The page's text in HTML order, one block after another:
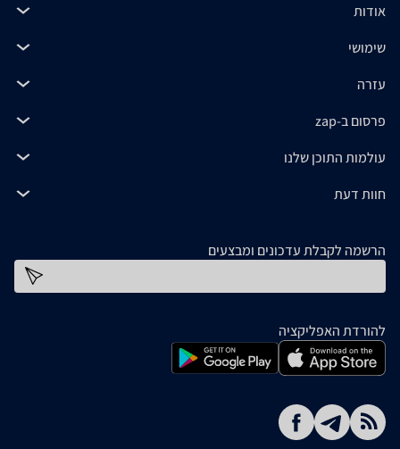
אודות
שימושי
עזרה
פרסום ב-zap
עולמות התוכן שלנו
חוות דעת
הרשמה לקבלת עדכונים ומבצעים
להורדת האפליקציה